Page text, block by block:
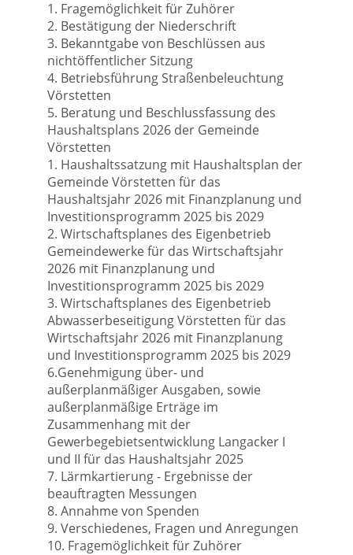
1. Fragemöglichkeit für Zuhörer
2. Bestätigung der Niederschrift
3. Bekanntgabe von Beschlüssen aus
nichtöffentlicher Sitzung
4. Betriebsführung Straßenbeleuchtung
Vörstetten
5. Beratung und Beschlussfassung des
Haushaltsplans 2026 der Gemeinde
Vörstetten
1. Haushaltssatzung mit Haushaltsplan der
Gemeinde Vörstetten für das
Haushaltsjahr 2026 mit Finanzplanung und
Investitionsprogramm 2025 bis 2029
2. Wirtschaftsplanes des Eigenbetrieb
Gemeindewerke für das Wirtschaftsjahr
2026 mit Finanzplanung und
Investitionsprogramm 2025 bis 2029
3. Wirtschaftsplanes des Eigenbetrieb
Abwasserbeseitigung Vörstetten für das
Wirtschaftsjahr 2026 mit Finanzplanung
und Investitionsprogramm 2025 bis 2029
6.Genehmigung über- und
außerplanmäßiger Ausgaben, sowie
außerplanmäßige Erträge im
Zusammenhang mit der
Gewerbegebietsentwicklung Langacker I
und II für das Haushaltsjahr 2025
7. Lärmkartierung - Ergebnisse der
beauftragten Messungen
8. Annahme von Spenden
9. Verschiedenes, Fragen und Anregungen
10. Fragemöglichkeit für Zuhörer